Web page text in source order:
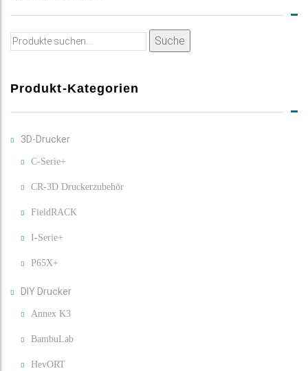
Suche
Suche
Produkt-Kategorien
3D-Drucker
C-Serie+
CR-3D Druckerzubehör
FieldRACK
I-Serie+
P65X+
DIY Drucker
Annex K3
BambuLab
HevORT